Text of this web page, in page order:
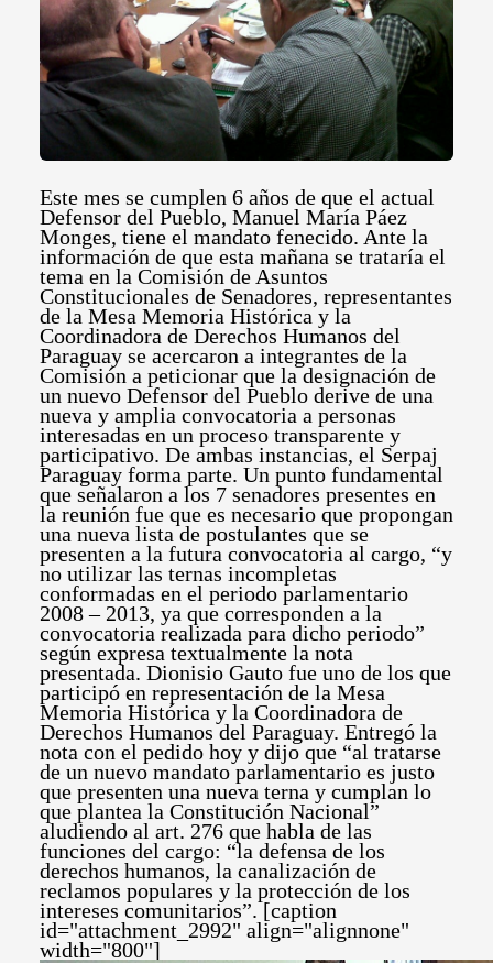
Este mes se cumplen 6 años de que el actual
Defensor del Pueblo, Manuel María Páez
Monges, tiene el mandato fenecido. Ante la
información de que esta mañana se trataría el
tema en la Comisión de Asuntos
Constitucionales de Senadores, representantes
de la Mesa Memoria Histórica y la
Coordinadora de Derechos Humanos del
Paraguay se acercaron a integrantes de la
Comisión a peticionar que la designación de
un nuevo Defensor del Pueblo derive de una
nueva y amplia convocatoria a personas
interesadas en un proceso transparente y
participativo. De ambas instancias, el Serpaj
Paraguay forma parte. Un punto fundamental
que señalaron a los 7 senadores presentes en
la reunión fue que es necesario que propongan
una nueva lista de postulantes que se
presenten a la futura convocatoria al cargo, “y
no utilizar las ternas incompletas
conformadas en el periodo parlamentario
2008 – 2013, ya que corresponden a la
convocatoria realizada para dicho periodo”
según expresa textualmente la nota
presentada. Dionisio Gauto fue uno de los que
participó en representación de la Mesa
Memoria Histórica y la Coordinadora de
Derechos Humanos del Paraguay. Entregó la
nota con el pedido hoy y dijo que “al tratarse
de un nuevo mandato parlamentario es justo
que presenten una nueva terna y cumplan lo
que plantea la Constitución Nacional”
aludiendo al art. 276 que habla de las
funciones del cargo: “la defensa de los
derechos humanos, la canalización de
reclamos populares y la protección de los
intereses comunitarios”. [caption
id="attachment_2992" align="alignnone"
width="800"]